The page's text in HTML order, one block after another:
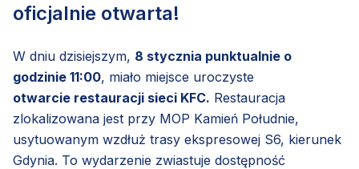
oficjalnie otwarta!
W dniu dzisiejszym, 8 stycznia punktualnie o
godzinie 11:00, miało miejsce uroczyste
otwarcie restauracji sieci KFC. Restauracja
zlokalizowana jest przy MOP Kamień Południe,
usytuowanym wzdłuż trasy ekspresowej S6, kierunek
Gdynia. To wydarzenie zwiastuje dostępność